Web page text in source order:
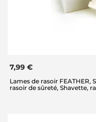
7,99 €
Lames de rasoir FEATHER,
rasoir de sûreté, Shavette,